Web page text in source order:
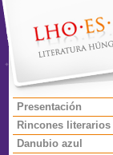
Presentación
Rincones literarios
Danubio azul